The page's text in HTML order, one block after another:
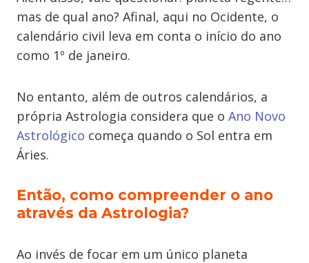
mas de qual ano? Afinal, aqui no Ocidente, o
calendário civil leva em conta o início do ano
como 1º de janeiro.
No entanto, além de outros calendários, a
própria Astrologia considera que o Ano Novo
Astrológico começa quando o Sol entra em
Áries.
Então, como compreender o ano
através da Astrologia?
Ao invés de focar em um único planeta